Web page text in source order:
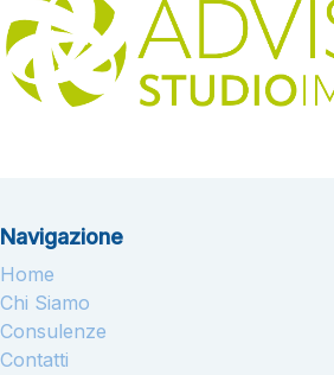
Navigazione
Home
Chi Siamo
Consulenze
Contatti